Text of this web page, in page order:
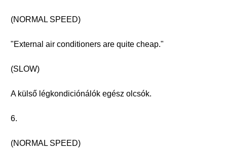
(NORMAL SPEED)
"External air conditioners are quite cheap."
(SLOW)
A külső légkondiciónálók egész olcsók.
6.
(NORMAL SPEED)